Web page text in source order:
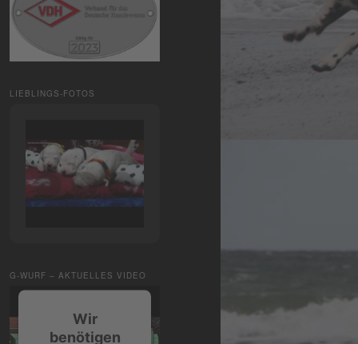
LIEBLINGS-FOTOS
G-WURF – AKTUELLES VIDEO
Wir
benötigen